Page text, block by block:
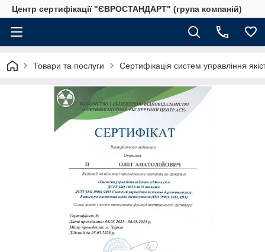
Центр сертифікації "ЄВРОСТАНДАРТ" (група компаній)
Товари та послуги Сертифікація систем управління